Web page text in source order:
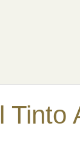
Tinto